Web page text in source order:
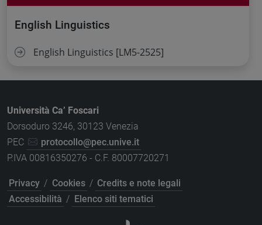
English Linguistics
English Linguistics [LM5-2525]
Università Ca’ Foscari
Dorsoduro 3246, 30123 Venezia
PEC
protocollo@pec.unive.it
P.IVA 00816350276 - C.F. 80007720271
Privacy / Cookies / Credits e note legali
Accessibilità / Elenco siti tematici